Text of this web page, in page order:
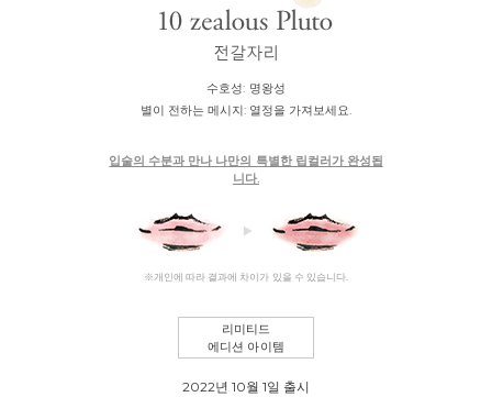
수호성: 명왕성
별이 전하는 메시지: 열정을 가져보세요.
입술의 수분과 만나 나만의 특별한 립컬러가 완성됩
니다.
※개인에 따라 결과에 차이가 있을 수 있습니다.
리미티드
에디션 아이템
2022년 10월 1일 출시